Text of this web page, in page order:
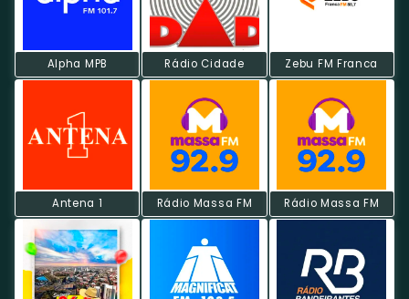
Alpha MPB Rádio Cidade Zebu FM Franca
Antena 1 Rádio Massa FM Rádio Massa FM